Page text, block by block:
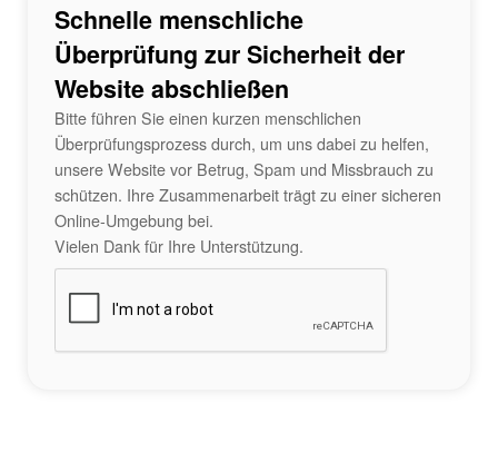
Schnelle menschliche
Überprüfung zur Sicherheit der
Website abschließen
Bitte führen Sie einen kurzen menschlichen
Überprüfungsprozess durch, um uns dabei zu helfen,
unsere Website vor Betrug, Spam und Missbrauch zu
schützen. Ihre Zusammenarbeit trägt zu einer sicheren
Online-Umgebung bei.
Vielen Dank für Ihre Unterstützung.